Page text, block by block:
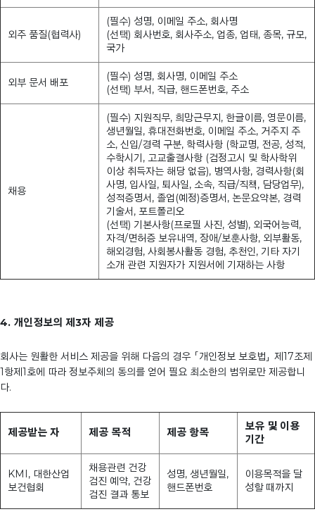
외주 품질(협력사)
(필수) 성명, 이메일 주소, 회사명
(선택) 회사번호, 회사주소, 업종, 업태, 종목, 규모,
국가
외부 문서 배포
(필수) 성명, 회사명, 이메일 주소
(선택) 부서, 직급, 핸드폰번호, 주소
채용
(필수) 지원직무, 희망근무지, 한글이름, 영문이름,
생년월일, 휴대전화번호, 이메일 주소, 거주지 주
소, 신입/경력 구분, 학력사항 (학교명, 전공, 성적,
수학시기, 고교출결사항 (검정고시 및 학사학위
이상 취득자는 해당 없음), 병역사항, 경력사항(회
사명, 입사일, 퇴사일, 소속, 직급/직책, 담당업무),
성적증명서, 졸업(예정)증명서, 논문요약본, 경력
기술서, 포트폴리오
(선택) 기본사항(프로필 사진, 성별), 외국어능력,
자격/면허증 보유내역, 장애/보훈사항, 외부활동,
해외경험, 사회봉사활동 경험, 추천인, 기타 자기
소개 관련 지원자가 지원서에 기재하는 사항
4. 개인정보의 제3자 제공
회사는 원활한 서비스 제공을 위해 다음의 경우 「개인정보 보호법」 제17조제
1항제1호에 따라 정보주체의 동의를 얻어 필요 최소한의 범위로만 제공합니
다.
제공받는 자 제공 목적 제공 항목
보유 및 이용
기간
KMI, 대한산업
보건협회
채용관련 건강
검진 예약, 건강
검진 결과 통보
성명, 생년월일,
핸드폰번호
이용목적을 달
성할 때까지